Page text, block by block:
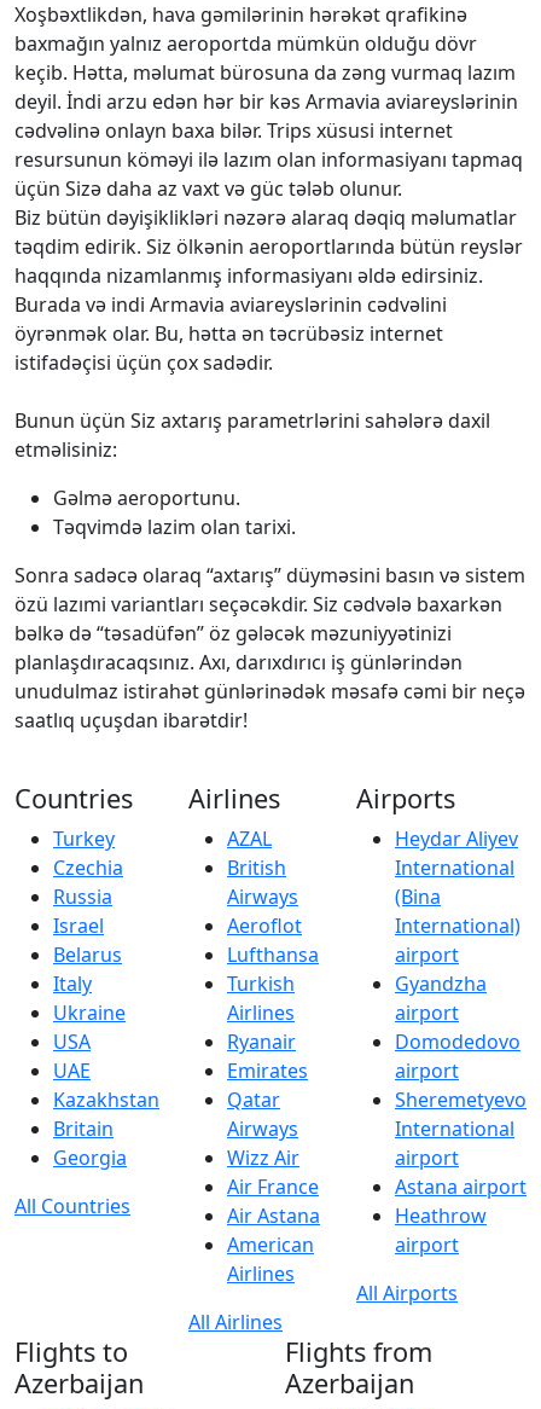
Xoşbəxtlikdən, hava gəmilərinin hərəkət qrafikinə
baxmağın yalnız aeroportda mümkün olduğu dövr
keçib. Hətta, məlumat bürosuna da zəng vurmaq lazım
deyil. İndi arzu edən hər bir kəs Armavia aviareyslərinin
cədvəlinə onlayn baxa bilər. Trips xüsusi internet
resursunun köməyi ilə lazım olan informasiyanı tapmaq
üçün Sizə daha az vaxt və güc tələb olunur.
Biz bütün dəyişiklikləri nəzərə alaraq dəqiq məlumatlar
təqdim edirik. Siz ölkənin aeroportlarında bütün reyslər
haqqında nizamlanmış informasiyanı əldə edirsiniz.
Burada və indi Armavia aviareyslərinin cədvəlini
öyrənmək olar. Bu, hətta ən təcrübəsiz internet
istifadəçisi üçün çox sadədir.
Bunun üçün Siz axtarış parametrlərini sahələrə daxil
etməlisiniz:
Gəlmə aeroportunu.
Təqvimdə lazim olan tarixi.
Sonra sadəcə olaraq “axtarış” düyməsini basın və sistem
özü lazımi variantları seçəcəkdir. Siz cədvələ baxarkən
bəlkə də “təsadüfən” öz gələcək məzuniyyətinizi
planlaşdıracaqsınız. Axı, darıxdırıcı iş günlərindən
unudulmaz istirahət günlərinədək məsafə cəmi bir neçə
saatlıq uçuşdan ibarətdir!
Countries
Turkey
Czechia
Russia
Israel
Belarus
Italy
Ukraine
USA
UAE
Kazakhstan
Britain
Georgia
All Countries
Airlines
AZAL
British
Airways
Aeroflot
Lufthansa
Turkish
Airlines
Ryanair
Emirates
Qatar
Airways
Wizz Air
Air France
Air Astana
American
Airlines
All Airlines
Airports
Heydar Aliyev
International
(Bina
International)
airport
Gyandzha
airport
Domodedovo
airport
Sheremetyevo
International
airport
Astana airport
Heathrow
airport
All Airports
Flights to
Azerbaijan
Flights from
Azerbaijan